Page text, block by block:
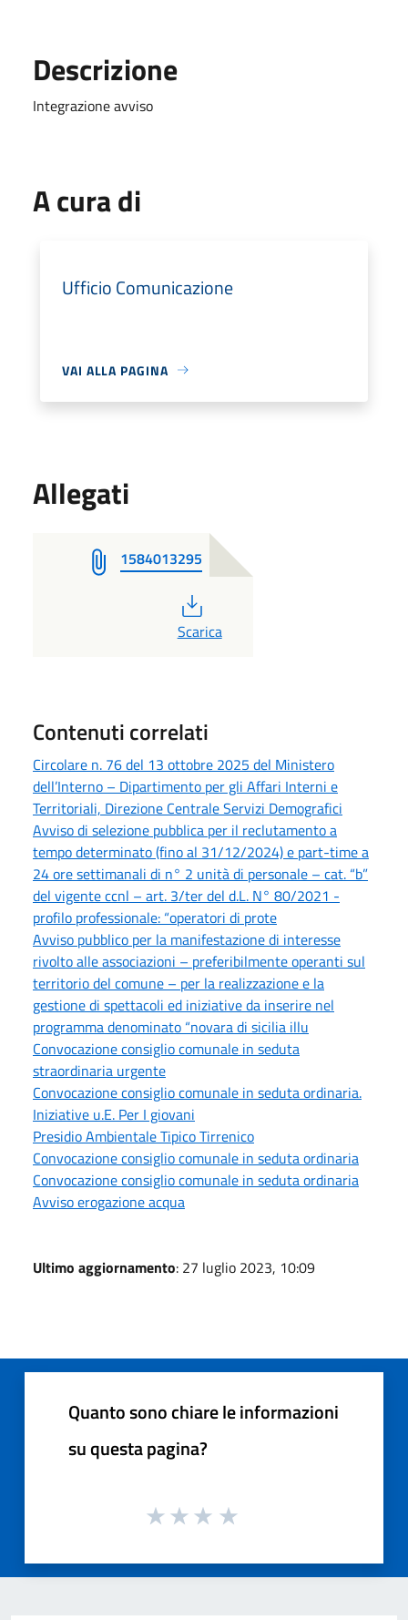
Descrizione
Integrazione avviso
A cura di
Ufficio Comunicazione
VAI ALLA PAGINA
Allegati
1584013295
PDF
Scarica
Contenuti correlati
Circolare n. 76 del 13 ottobre 2025 del Ministero
dell’Interno – Dipartimento per gli Affari Interni e
Territoriali, Direzione Centrale Servizi Demografici
Avviso di selezione pubblica per il reclutamento a
tempo determinato (fino al 31/12/2024) e part-time a
24 ore settimanali di n° 2 unità di personale – cat. “b”
del vigente ccnl – art. 3/ter del d.L. N° 80/2021 -
profilo professionale: “operatori di prote
Avviso pubblico per la manifestazione di interesse
rivolto alle associazioni – preferibilmente operanti sul
territorio del comune – per la realizzazione e la
gestione di spettacoli ed iniziative da inserire nel
programma denominato “novara di sicilia illu
Convocazione consiglio comunale in seduta
straordinaria urgente
Convocazione consiglio comunale in seduta ordinaria.
Iniziative u.E. Per I giovani
Presidio Ambientale Tipico Tirrenico
Convocazione consiglio comunale in seduta ordinaria
Convocazione consiglio comunale in seduta ordinaria
Avviso erogazione acqua
Ultimo aggiornamento: 27 luglio 2023, 10:09
Quanto sono chiare le informazioni
su questa pagina?